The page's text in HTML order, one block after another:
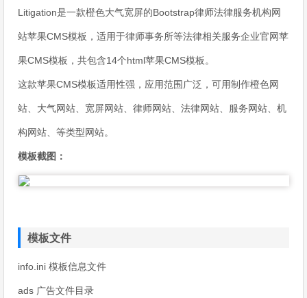
Litigation是一款橙色大气宽屏的Bootstrap律师法律服务机构网
站苹果CMS模板，适用于律师事务所等法律相关服务企业官网苹
果CMS模板，共包含14个html苹果CMS模板。
这款苹果CMS模板适用性强，应用范围广泛，可用制作橙色网
站、大气网站、宽屏网站、律师网站、法律网站、服务网站、机
构网站、等类型网站。
模板截图：
模板文件
info.ini 模板信息文件
ads 广告文件目录